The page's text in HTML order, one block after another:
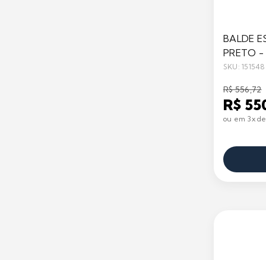
BALDE
PRETO -
SKU: 151548
R$ 556,72
R$
ou em 3x